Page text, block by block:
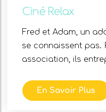
Ciné Relax
Fred et Adam, un
se connaissent pas.
association, ils
En Savoir Plus